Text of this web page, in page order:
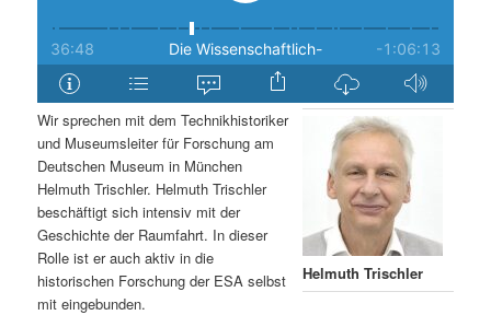
n
Helmuth Trischler
Wir sprechen mit dem Technikhistoriker
und Museumsleiter für Forschung am
Deutschen Museum in München
Helmuth Trischler. Helmuth Trischler
beschäftigt sich intensiv mit der
Geschichte der Raumfahrt. In dieser
Rolle ist er auch aktiv in die
historischen Forschung der ESA selbst
mit eingebunden.